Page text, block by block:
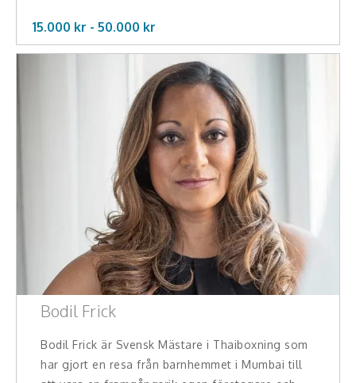
15.000 kr - 50.000 kr
Bodil Frick
Bodil Frick är Svensk Mästare i Thaiboxning som
har gjort en resa från barnhemmet i Mumbai till